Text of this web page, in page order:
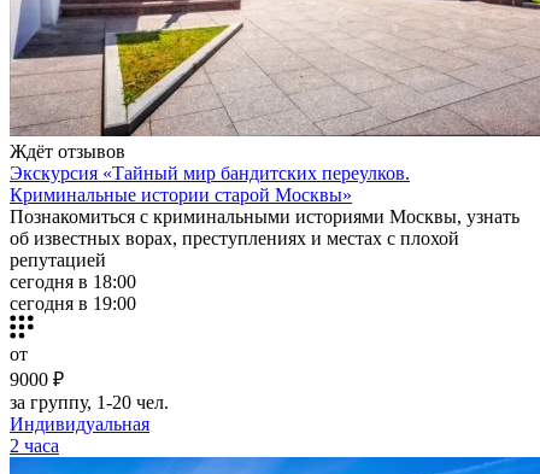
Ждёт отзывов
Экскурсия «Тайный мир бандитских переулков.
Криминальные истории старой Москвы»
Познакомиться с криминальными историями Москвы, узнать
об известных ворах, преступлениях и местах с плохой
репутацией
сегодня в 18:00
сегодня в 19:00
от
9000 ₽
за группу, 1-20 чел.
Индивидуальная
2 часа